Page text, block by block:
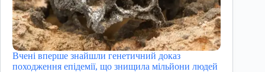
Вчені вперше знайшли генетичний доказ
походження епідемії, що знищила мільйони людей